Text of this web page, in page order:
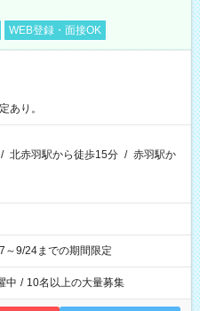
WEB登録・面接OK
あり。
/ 北赤羽駅から徒歩15分 / 赤羽駅か
～9/24までの期間限定
中 / 10名以上の大量募集